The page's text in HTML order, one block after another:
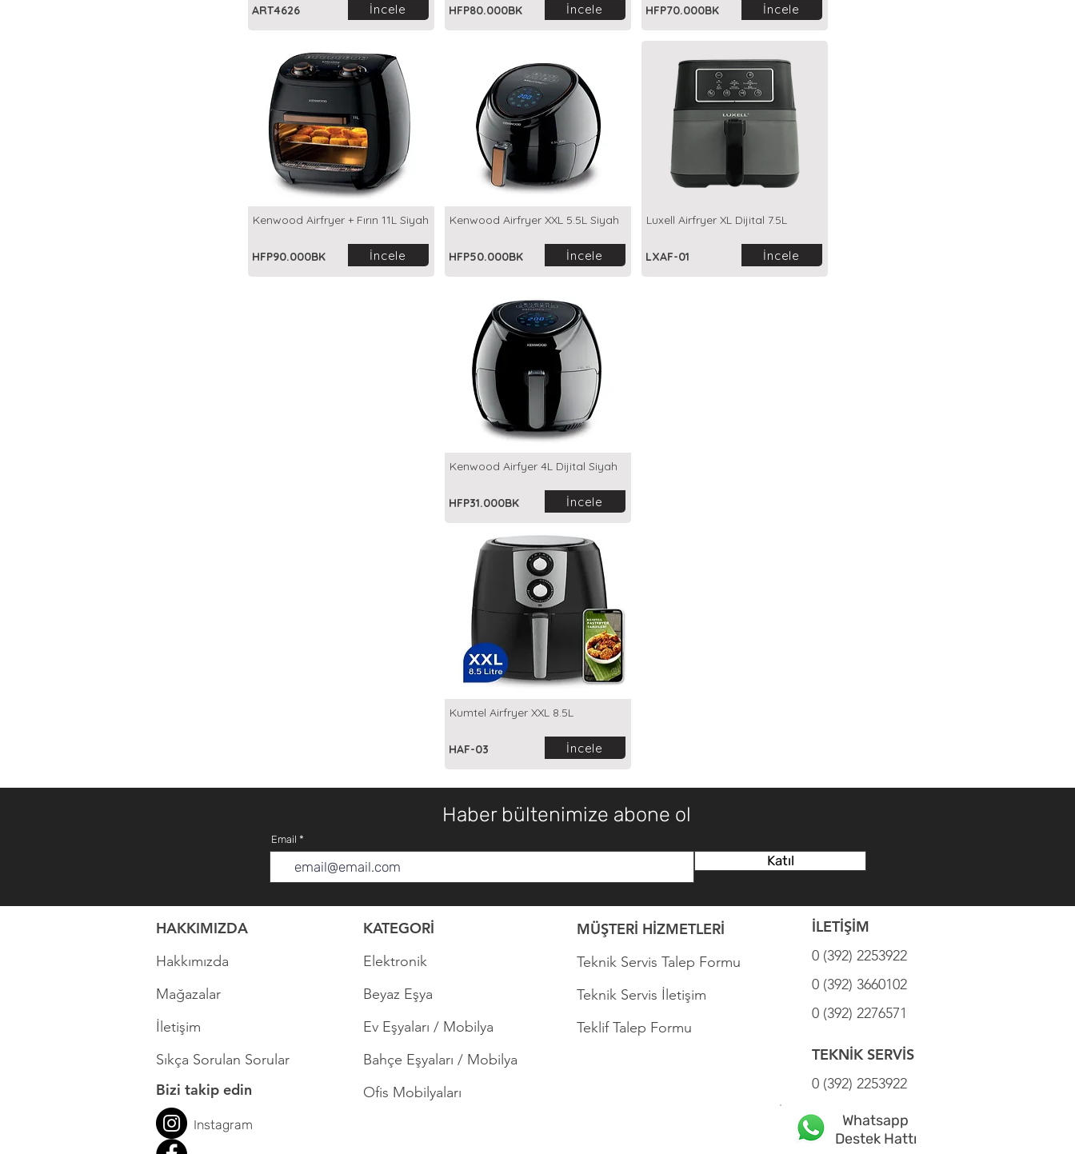
ART4626 İncele
Kenwood Airfryer + Fırın 11L Siyah
HFP90.000BK İncele
HFP80.000BK İncele
Kenwood Airfryer XXL 5.5L Siyah
HFP50.000BK İncele
HFP70.000BK İncele
Luxell Airfryer XL Dijital 7.5L
LXAF-01 İncele
Kenwood Airfyer 4L Dijital Siyah
HFP31.000BK İncele
Kumtel Airfryer XXL 8.5L
HAF-03 İncele
Haber bültenimize abone ol
Email
Katıl
HAKKIMIZDA
Hakkımızda
Mağazalar
İletişim
Sıkça Sorulan Sorular
Bizi takip edin
Instagram
KATEGORİ
Elektronik
Beyaz Eşya
Ev Eşyaları / Mobilya
Bahçe Eşyaları / Mobilya
Ofis Mobilyaları
MÜŞTERİ HİZMETLERİ
Teknik Servis Talep Formu
Teknik Servis İletişim
Teklif Talep Formu
İLETİŞİM
0 (392) 2253922
0 (392) 3660102
0 (392) 2276571
TEKNİK SERVİS
0 (392) 2253922
Whatsapp
Destek Hattı